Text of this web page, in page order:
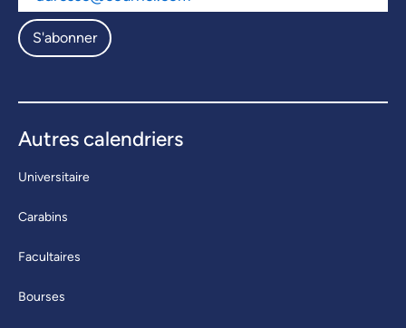
S'abonner
Autres calendriers
Universitaire
Carabins
Facultaires
Bourses